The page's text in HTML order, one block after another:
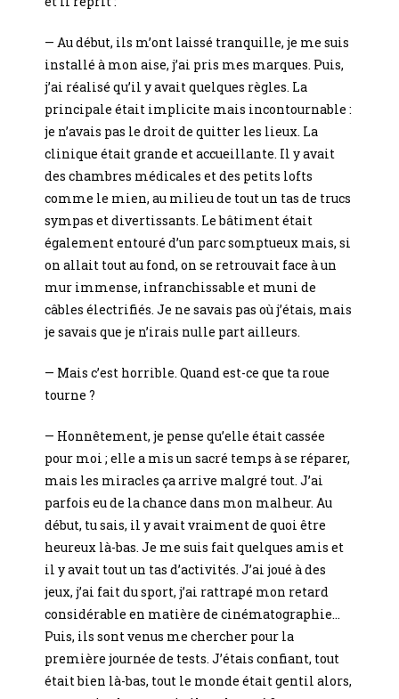
— Au début, ils m’ont laissé tranquille, je me suis
installé à mon aise, j’ai pris mes marques. Puis,
j’ai réalisé qu’il y avait quelques règles. La
principale était implicite mais incontournable :
je n’avais pas le droit de quitter les lieux. La
clinique était grande et accueillante. Il y avait
des chambres médicales et des petits lofts
comme le mien, au milieu de tout un tas de trucs
sympas et divertissants. Le bâtiment était
également entouré d’un parc somptueux mais, si
on allait tout au fond, on se retrouvait face à un
mur immense, infranchissable et muni de
câbles électrifiés. Je ne savais pas où j’étais, mais
je savais que je n’irais nulle part ailleurs.
— Mais c’est horrible. Quand est-ce que ta roue
tourne ?
— Honnêtement, je pense qu’elle était cassée
pour moi ; elle a mis un sacré temps à se réparer,
mais les miracles ça arrive malgré tout. J’ai
parfois eu de la chance dans mon malheur. Au
début, tu sais, il y avait vraiment de quoi être
heureux là-bas. Je me suis fait quelques amis et
il y avait tout un tas d’activités. J’ai joué à des
jeux, j’ai fait du sport, j’ai rattrapé mon retard
considérable en matière de cinématographie…
Puis, ils sont venus me chercher pour la
première journée de tests. J’étais confiant, tout
était bien là-bas, tout le monde était gentil alors,